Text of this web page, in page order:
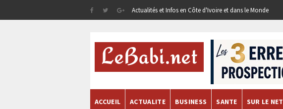
Actualités et Infos en Côte d'Ivoire et dans le Monde
ACCUEIL ACTUALITE BUSINESS SANTE SUR LE NET